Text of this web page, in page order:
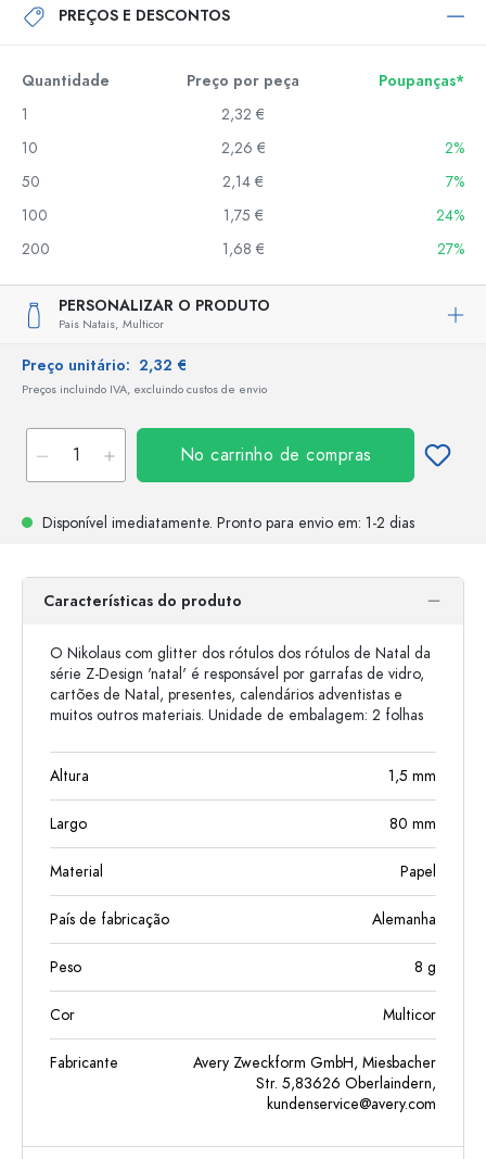
PREÇOS E DESCONTOS
Quantidade Preço por peça
Poupanças*
1
2,32 €
10
2,26 €
2%
50
2,14 €
7%
100
1,75 €
24%
200
1,68 € 27%
PERSONALIZAR O PRODUTO
Pais Natais, Multicor
Preço unitário: 2,32 €
Preços incluindo IVA, excluindo custos de envio
No carrinho de compras
Disponível imediatamente. Pronto para envio em: 1-2 dias
Características do produto
O Nikolaus com glitter dos rótulos dos rótulos de Natal da
série Z-Design 'natal' é responsável por garrafas de vidro,
cartões de Natal, presentes, calendários adventistas e
muitos outros materiais. Unidade de embalagem: 2 folhas
Altura 1,5 mm
Largo 80 mm
Material Papel
País de fabricação Alemanha
Peso 8 g
Cor Multicor
Fabricante
Avery Zweckform GmbH, Miesbacher
Str. 5,83626 Oberlaindern,
kundenservice@avery.com